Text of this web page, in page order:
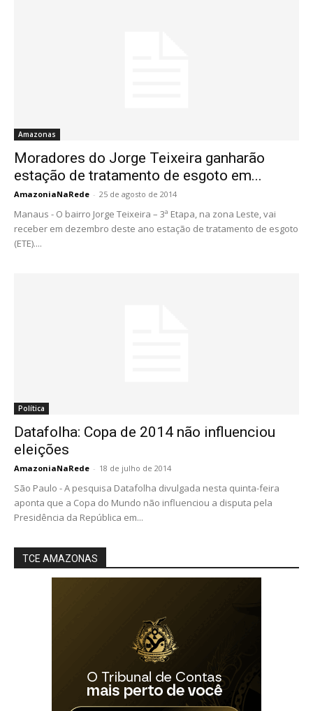
Amazonas
Moradores do Jorge Teixeira ganharão
estação de tratamento de esgoto em...
AmazoniaNaRede - 25 de agosto de 2014
Manaus - O bairro Jorge Teixeira – 3ª Etapa, na zona Leste, vai
receber em dezembro deste ano estação de tratamento de esgoto
(ETE)....
Política
Datafolha: Copa de 2014 não influenciou
eleições
AmazoniaNaRede - 18 de julho de 2014
São Paulo - A pesquisa Datafolha divulgada nesta quinta-feira
aponta que a Copa do Mundo não influenciou a disputa pela
Presidência da República em...
TCE AMAZONAS